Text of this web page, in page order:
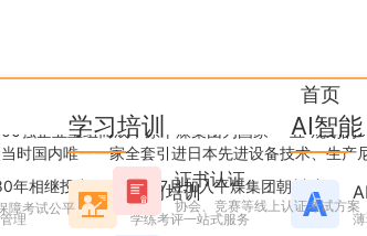
首页
理
学习培训
学习培训
学练考评一站式服务
AI智能
障考试公平
证书认证
协会、竞赛等线上认证考试方案
小程序，打造职工
强企业重组而成，原平煤集团为国家“一五”规划
时国内唯一一家全套引进日本先进设备技术、生
相继投产，1998年7月加入平煤集团朝川矿。